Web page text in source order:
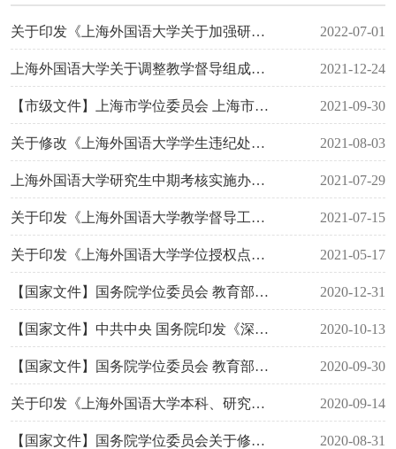
关于印发《上海外国语大学关于加强研究生教育质量保障与监控体系建设的指导意见》的通知（上外研〔2022〕3号） 2022-07-01
上海外国语大学关于调整教学督导组成员的通知 2021-12-24
【市级文件】上海市学位委员会 上海市教育委员会关于印发《上海市2020-2025年学位授权点合格评估实施细则》的通知（沪学位〔2021〕6号） 2021-09-30
关于修改《上海外国语大学学生违纪处分规定》的通知（上外学〔2021〕4号） 2021-08-03
上海外国语大学研究生中期考核实施办法（上外研〔2025〕11号） 2021-07-29
关于印发《上海外国语大学教学督导工作规定》的通知（上外教〔2021〕14号） 2021-07-15
关于印发《上海外国语大学学位授权点周期性合格评估工作方案》的通知（上外研〔2021〕5号） 2021-05-17
【国家文件】国务院学位委员会 教育部关于修订印发《学位授权点合格评估办法》的通知（学位〔2020〕25号） 2020-12-31
【国家文件】中共中央 国务院印发《深化新时代教育评价改革总体方案》 2020-10-13
【国家文件】国务院学位委员会 教育部关于进一步严格规范学位与研究生教育质量管理的若干意见（学位〔2020〕19 号） 2020-09-30
关于印发《上海外国语大学本科、研究生课程听课管理规定》的通知（上外教〔2020〕32号） 2020-09-14
【国家文件】国务院学位委员会关于修订印发《博士、硕士学位授权学科和专业学位授权类别动态调整办法》的通知（学位〔2020〕29号） 2020-08-31